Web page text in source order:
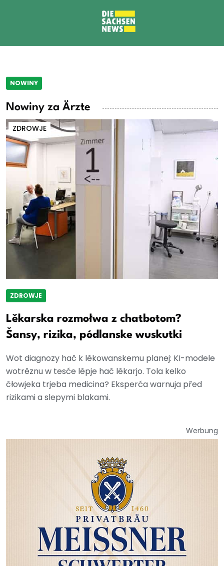
NOWINY
Nowiny za Ärzte
ZDROWJE
ZDROWJE
Lěkarska rozmołwa z chatbotom?
Šansy, rizika, pódlanske wuskutki
Wot diagnozy hač k lěkowanskemu planej: KI-modele
wotrěznu w tesće lěpje hač lěkarjo. Tola kelko
čłowjeka trjeba medicina? Eksperća warnuja před
rizikami a slepymi blakami.
Werbung